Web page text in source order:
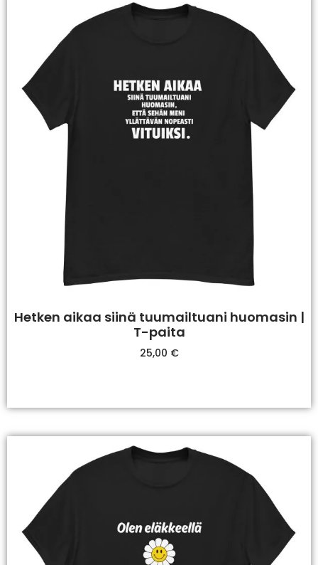
Hetken aikaa siinä tuumailtuani huomasin |
T-paita
25,00 €